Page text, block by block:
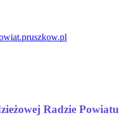
Radzie Powiatu